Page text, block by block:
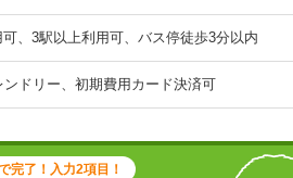
可、3駅以上利用可、バス停徒歩3分以内
ンドリー、初期費用カード決済可
完了！入力2項目！